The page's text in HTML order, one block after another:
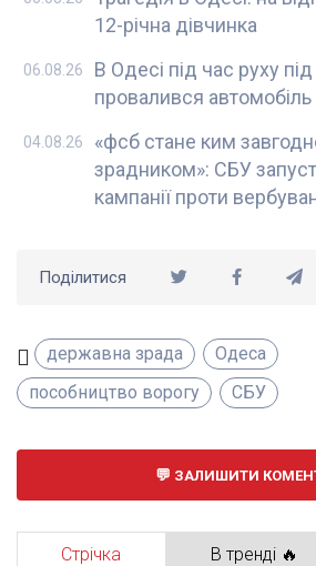
12-річна дівчинка
В Одесі під час руху
провалився автомобіль
06.08.26
«фсб стане ким
зрадником»: СБУ
кампанії проти
04.08.26
Поділитися
державна зрада
Одеса
пособництво ворогу
СБУ
ЗАЛИШИТИ
Стрічка В тренді 🔥